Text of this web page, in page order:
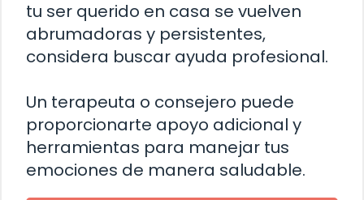
tu ser querido en casa se vuelven
abrumadoras y persistentes,
considera buscar ayuda profesional.
Un terapeuta o consejero puede
proporcionarte apoyo adicional y
herramientas para manejar tus
emociones de manera saludable.